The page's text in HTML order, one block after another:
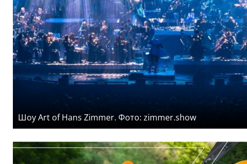
Шоу Art of Hans Zimmer. Фото: zimmer.show